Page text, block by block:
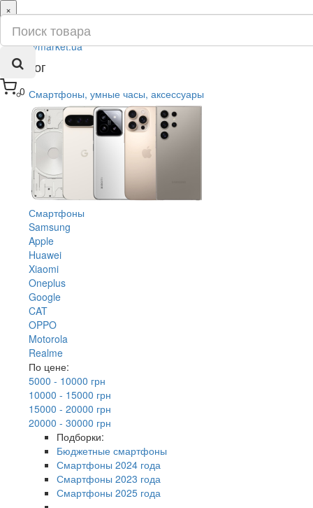
0
×
ru
ua
Каталог
Смартфоны, умные часы, аксессуары
Смартфоны
Samsung
Apple
Huawei
Xiaomi
Oneplus
Google
CAT
OPPO
Motorola
Realme
По цене:
5000 - 10000 грн
10000 - 15000 грн
15000 - 20000 грн
20000 - 30000 грн
Подборки:
Бюджетные смартфоны
Смартфоны 2024 года
Смартфоны 2023 года
Смартфоны 2025 года